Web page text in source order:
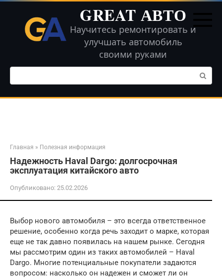
Перейти
контенту
GREAT АВТО
Научитесь ремонтировать и
улучшать автомобиль
своими руками
Поиск:
Главная » Полезная информация
Надежность Haval Dargo: долгосрочная
эксплуатация китайского авто
Опубликовано: 25.02.2026
Выбор нового автомобиля – это всегда ответственное
решение, особенно когда речь заходит о марке, которая
еще не так давно появилась на нашем рынке. Сегодня
мы рассмотрим один из таких автомобилей – Haval
Dargo. Многие потенциальные покупатели задаются
вопросом: насколько он надежен и сможет ли он